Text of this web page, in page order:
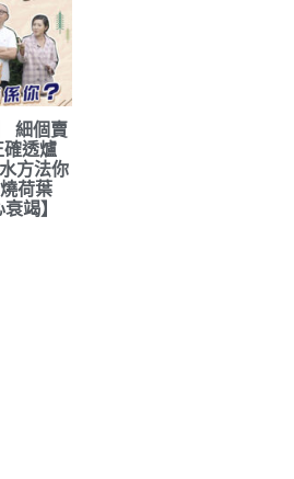
細個賣
透爐
方法你
荷葉
竭】